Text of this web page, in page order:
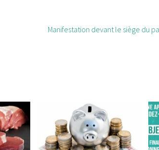
Manifestation devant le siège du